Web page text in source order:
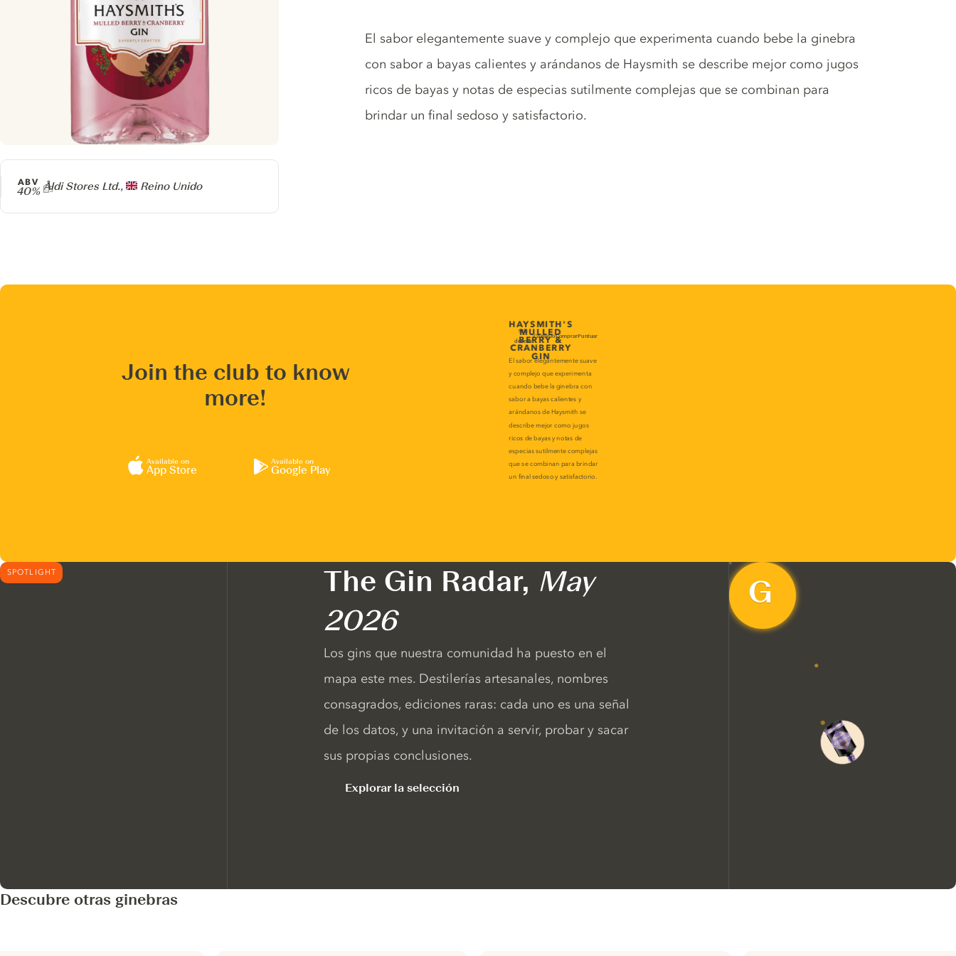
Producer
Aldi Stores Ltd., Reino Unido
ABV
40%
Gin description
El sabor elegantemente suave y complejo que experimenta cuando bebe la ginebra
con sabor a bayas calientes y arándanos de Haysmith se describe mejor como jugos
ricos de bayas y notas de especias sutilmente complejas que se combinan para
brindar un final sedoso y satisfactorio.
Join the club to know
more!
Available on
App Store
Available on
Google Play
SPOTLIGHT The Gin Radar, May
2026
Los gins que nuestra comunidad ha puesto en el
mapa este mes. Destilerías artesanales, nombres
consagrados, ediciones raras: cada uno es una señal
de los datos, y una invitación a servir, probar y sacar
sus propias conclusiones.
Explorar la selección
Descubre otras ginebras